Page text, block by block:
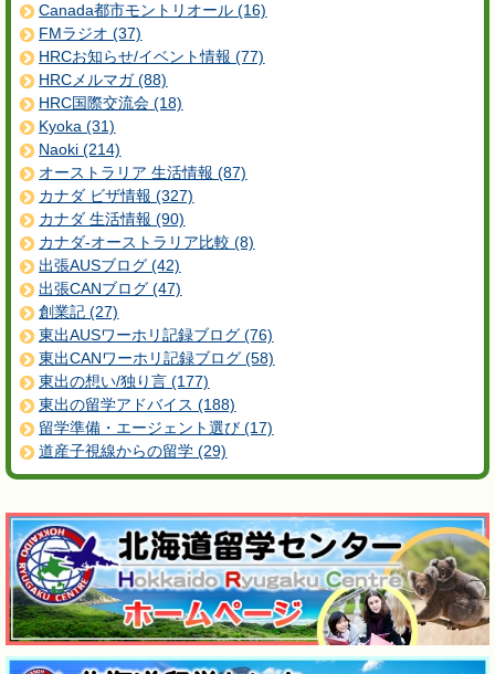
Canada都市モントリオール (16)
FMラジオ (37)
HRCお知らせ/イベント情報 (77)
HRCメルマガ (88)
HRC国際交流会 (18)
Kyoka (31)
Naoki (214)
オーストラリア 生活情報 (87)
カナダ ビザ情報 (327)
カナダ 生活情報 (90)
カナダ-オーストラリア比較 (8)
出張AUSブログ (42)
出張CANブログ (47)
創業記 (27)
東出AUSワーホリ記録ブログ (76)
東出CANワーホリ記録ブログ (58)
東出の想い/独り言 (177)
東出の留学アドバイス (188)
留学準備・エージェント選び (17)
道産子視線からの留学 (29)